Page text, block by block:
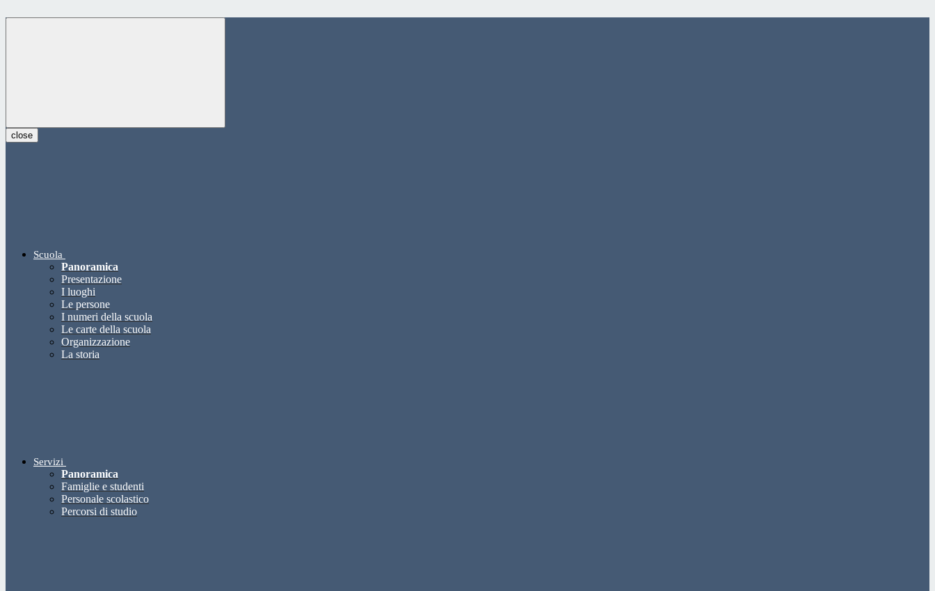
close
Scuola
Panoramica
Presentazione
I luoghi
Le persone
I numeri della scuola
Le carte della scuola
Organizzazione
La storia
Servizi
Panoramica
Famiglie e studenti
Personale scolastico
Percorsi di studio